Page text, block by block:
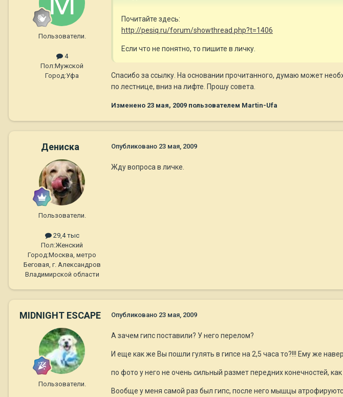
Пользователи.
4
Пол:Мужской
Город:Уфа
Почитайте здесь:
http://pesiq.ru/forum/showthread.php?t=1406
Если что не понятно, то пишите в личку.
Спасибо за ссылку. На основании прочитанного, думаю может
по лестнице, вниз на лифте. Прошу совета.
Изменено 23 мая, 2009 пользователем Martin-Ufa
Дениска
Пользователи.
29,4 тыс
Пол:Женский
Город:Москва, метро
Беговая, г. Александров
Владимирской области
Опубликовано 23 мая, 2009
Жду вопроса в личке.
MIDNIGHT ESCAPE
Пользователи.
Опубликовано 23 мая, 2009
А зачем гипс поставили? У него перелом?
И еще как же Вы пошли гулять в гипсе на 2,5 часа то?!!! Ему же
по фото у него не очень сильный размет передних конечностей,
Вообще у меня самой раз был гипс, после него мышцы